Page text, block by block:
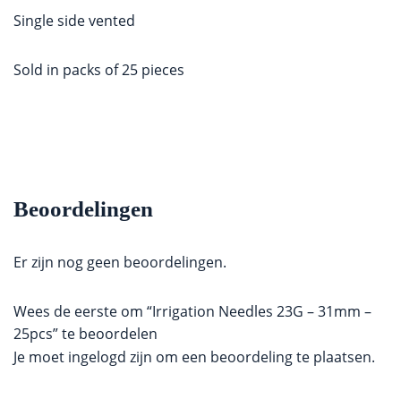
Single side vented
Sold in packs of 25 pieces
Beoordelingen
Er zijn nog geen beoordelingen.
Wees de eerste om “Irrigation Needles 23G – 31mm –
25pcs” te beoordelen
Je moet ingelogd zijn om een beoordeling te plaatsen.